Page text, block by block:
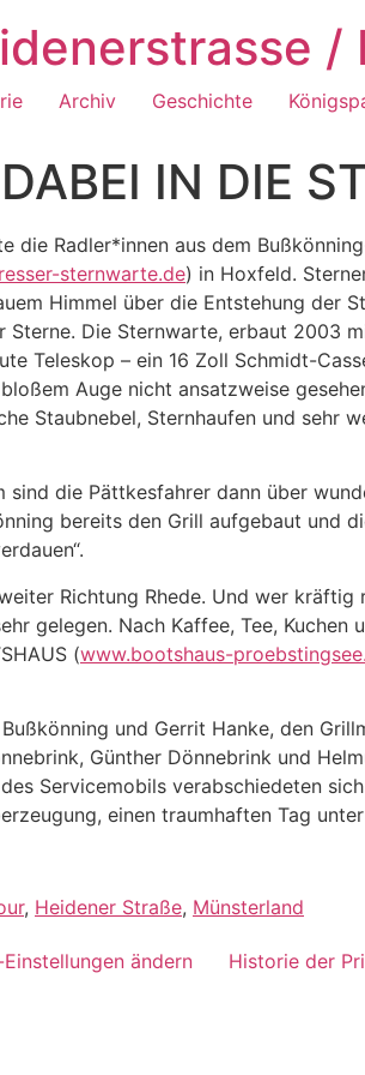
/
Archiv Geschichte
IN DIE
die Radler*innen aus dem
sternwarte.de) in Hoxfeld.
Himmel über die Entstehung der
Die Sternwarte, erbaut 2003
Teleskop – ein 16 Zoll Schmidt-
Auge nicht ansatzweise
Staubnebel, Sternhaufen und sehr
die Pättkesfahrer dann über
bereits den Grill aufgebaut und
Richtung Rhede. Und wer
gelegen. Nach Kaffee, Tee,
(www.bootshaus-
und Gerrit Hanke, den
Günther Dönnebrink und
Servicemobils verabschiedeten
einen traumhaften Tag
, Heidener Straße, Münsterland
ändern Historie der